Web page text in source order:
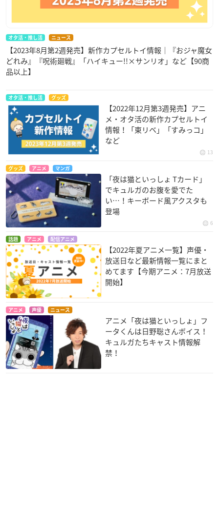
オタ活・推し活 ニュース
【2023年8月第2週発売】新作カプセルトイ情報｜『おジャ魔女
どれみ』『呪術廻戦』「ハイキュー!!×サンリオ」など【90商
品以上】
オタ活・推し活 グッズ
【2022年12月第3週発売】アニ
メ・オタ活の新作カプセルトイ
情報！「東リベ」「すみっコ」
など
13
グッズ アニメ マンガ
「夜は猫といっしょ Tカード」
でキュルガのお腹を愛でた
い…！キーボード風アクスタも
登場
6
話題 アニメ 配信アニメ
【2022年夏アニメ一覧】声優・
放送日など最新情報一覧にまと
めてます【今期アニメ：7月放送
開始】
アニメ 声優 ニュース
アニメ「夜は猫といっしょ」フ
ータくんは日野聡さんボイス！
キュルガたちキャスト情報解
禁！